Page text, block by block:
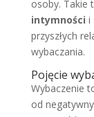
osoby. Takie
intymności i
przyszłych
wybaczania.
Pojęcie
Wybaczenie
od